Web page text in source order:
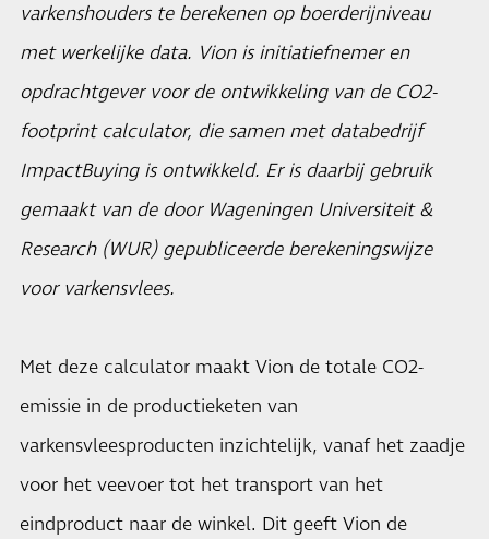
varkenshouders te berekenen op boerderijniveau
met werkelijke data. Vion is initiatiefnemer en
opdrachtgever voor de ontwikkeling van de CO2-
footprint calculator, die samen met databedrijf
ImpactBuying is ontwikkeld. Er is daarbij gebruik
gemaakt van de door Wageningen Universiteit &
Research (WUR) gepubliceerde berekeningswijze
voor varkensvlees.
Met deze calculator maakt Vion de totale CO2-
emissie in de productieketen van
varkensvleesproducten inzichtelijk, vanaf het zaadje
voor het veevoer tot het transport van het
eindproduct naar de winkel. Dit geeft Vion de